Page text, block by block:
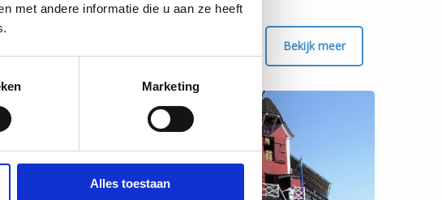
met andere informatie die u aan ze heeft
Marketing
Alles toestaan
Bekijk meer